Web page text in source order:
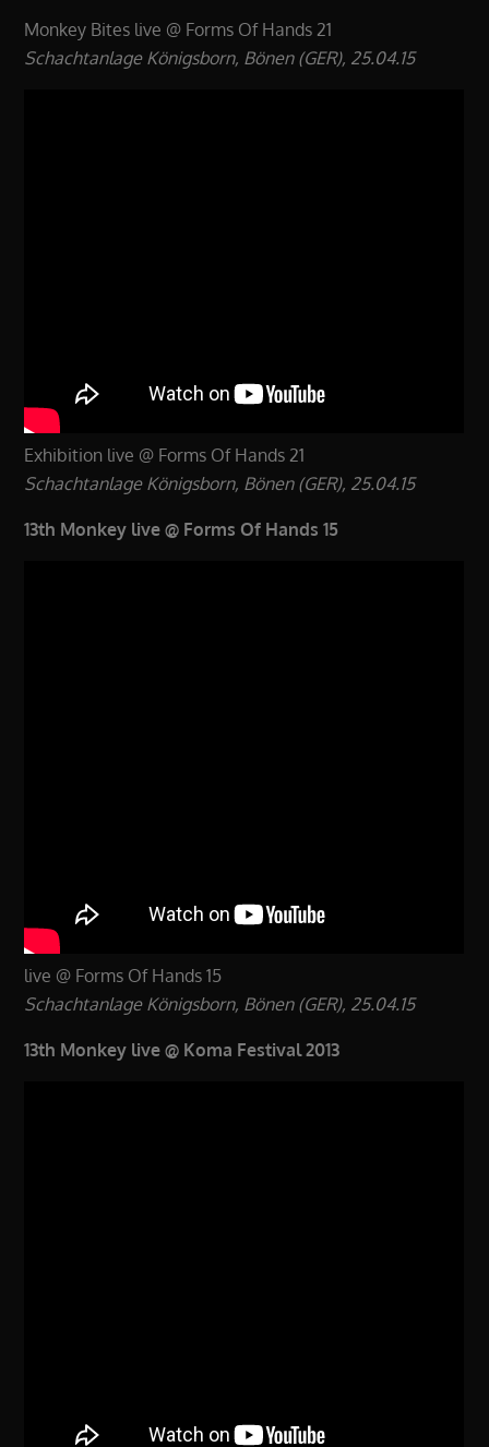
Monkey Bites live @ Forms Of Hands 21
Schachtanlage Königsborn, Bönen (GER), 25.04.15
Exhibition live @ Forms Of Hands 21
Schachtanlage Königsborn, Bönen (GER), 25.04.15
13th Monkey live @ Forms Of Hands 15
live @ Forms Of Hands 15
Schachtanlage Königsborn, Bönen (GER), 25.04.15
13th Monkey live @ Koma Festival 2013